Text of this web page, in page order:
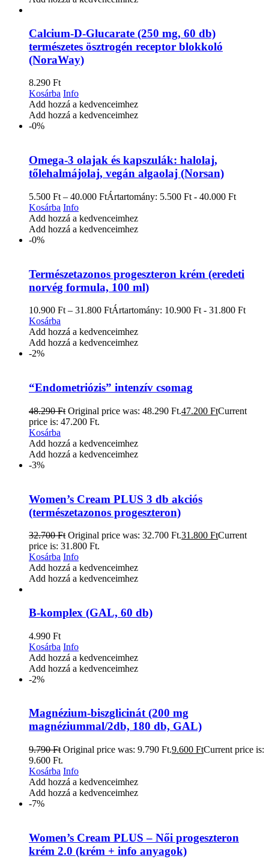
Calcium-D-Glucarate (250 mg, 60 db)
természetes ösztrogén receptor blokkoló
(NoraWay)
8.290 Ft
Kosárba Info
Add hozzá a kedvenceimhez
Add hozzá a kedvenceimhez
-0%
Omega-3 olajak és kapszulák: halolaj,
tőlehalmájolaj, vegán algaolaj (Norsan)
5.500 Ft – 40.000 FtÁrtartomány: 5.500 Ft - 40.000 Ft
Kosárba Info
Add hozzá a kedvenceimhez
Add hozzá a kedvenceimhez
-0%
Természetazonos progeszteron krém (eredeti
norvég formula, 100 ml)
10.900 Ft – 31.800 FtÁrtartomány: 10.900 Ft - 31.800 Ft
Kosárba
Add hozzá a kedvenceimhez
Add hozzá a kedvenceimhez
-2%
“Endometriózis” intenzív csomag
48.290Ft Original price was: 48.290 Ft.47.200 FtCurrent
price is: 47.200 Ft.
Kosárba
Add hozzá a kedvenceimhez
Add hozzá a kedvenceimhez
-3%
Women’s Cream PLUS 3 db akciós
(természetazonos progeszteron)
32.700Ft Original price was: 32.700 Ft.31.800 FtCurrent
price is: 31.800 Ft.
Kosárba Info
Add hozzá a kedvenceimhez
Add hozzá a kedvenceimhez
B-komplex (GAL, 60 db)
4.990 Ft
Kosárba Info
Add hozzá a kedvenceimhez
Add hozzá a kedvenceimhez
-2%
Magnézium-biszglicinát (200 mg
magnéziummal/2db, 180 db, GAL)
9.790Ft Original price was: 9.790 Ft.9.600 FtCurrent price is:
9.600 Ft.
Kosárba Info
Add hozzá a kedvenceimhez
Add hozzá a kedvenceimhez
-7%
Women’s Cream PLUS – Női progeszteron
krém 2.0 (krém + info anyagok)